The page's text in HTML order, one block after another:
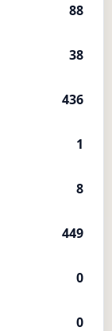
88
38
436
1
8
449
0
0